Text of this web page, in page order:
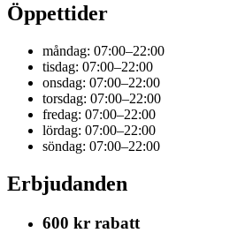
Öppettider
måndag: 07:00–22:00
tisdag: 07:00–22:00
onsdag: 07:00–22:00
torsdag: 07:00–22:00
fredag: 07:00–22:00
lördag: 07:00–22:00
söndag: 07:00–22:00
Erbjudanden
600 kr rabatt